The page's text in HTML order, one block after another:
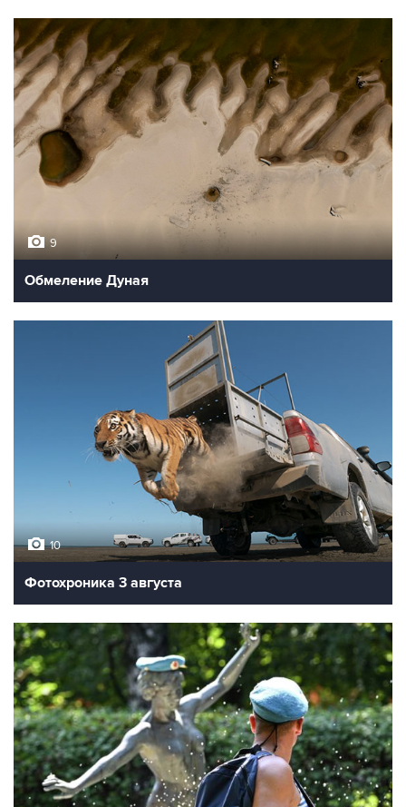
9
Обмеление Дуная
10
Фотохроника 3 августа